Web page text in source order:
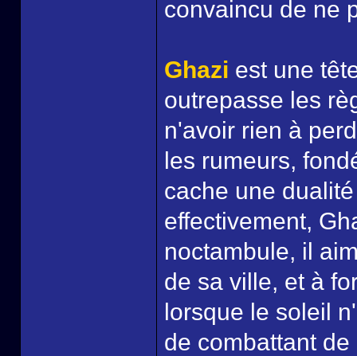
convaincu de ne
Ghazi est une
outrepasse les
n'avoir rien à
les rumeurs,
cache une
effectivement,
noctambule, il
de sa ville, et à
lorsque le soleil
de combattant